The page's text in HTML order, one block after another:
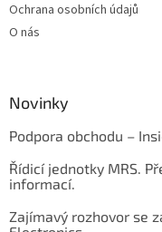
Ochrana osobních údajů
O nás
Novinky
Podpora obchodu –
Řídicí jednotky MRS.
informací.
Zajímavý rozhovor se